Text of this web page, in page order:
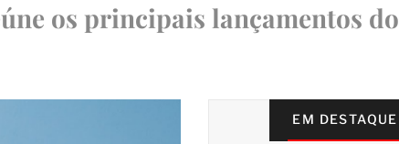
os principais lançamentos do
EM DESTAQUE